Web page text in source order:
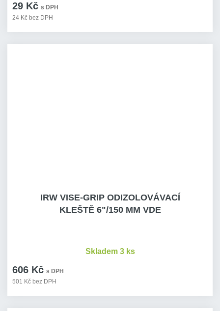
29 Kč s DPH
24 Kč bez DPH
IRW VISE-GRIP ODIZOLOVÁVACÍ
KLEŠTĚ 6"/150 MM VDE
606 Kč s DPH
501 Kč bez DPH
Skladem 3 ks